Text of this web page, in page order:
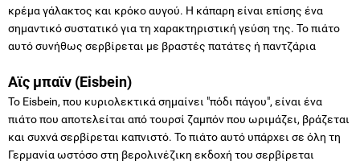
κρέμα γάλακτος και κρόκο αυγού. Η κάπαρη είναι επίσης ένα
σημαντικό συστατικό για τη χαρακτηριστική γεύση της. Το πιάτο
αυτό συνήθως σερβίρεται με βραστές πατάτες ή παντζάρια
Αϊς μπαϊν (Eisbein)
Το Eisbein, που κυριολεκτικά σημαίνει "πόδι πάγου", είναι ένα
πιάτο που αποτελείται από τουρσί ζαμπόν που ωριμάζει, βράζεται
και συχνά σερβίρεται καπνιστό. Το πιάτο αυτό υπάρχει σε όλη τη
Γερμανία ωστόσο στη βερολινέζικη εκδοχή του σερβίρεται